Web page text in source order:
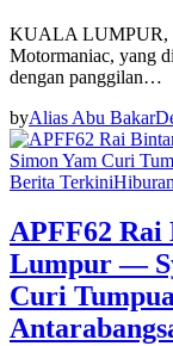
KUALA LUMPUR,
Motormaniac, yang
dengan panggilan…
byAlias Abu Bakar
Berita TerkiniHiburan
APFF62 Rai
Lumpur —
Curi